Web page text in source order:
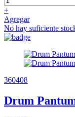
+
Agregar
No hay suficiente
360408
Drum